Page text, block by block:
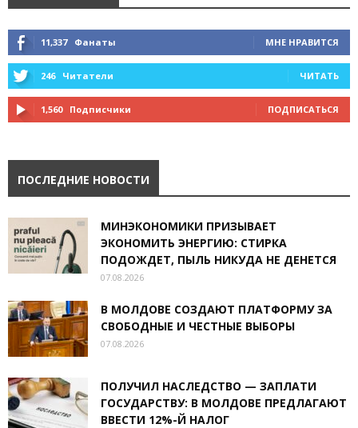
11,337 Фанаты МНЕ НРАВИТСЯ
246 Читатели ЧИТАТЬ
1,560 Подписчики ПОДПИСАТЬСЯ
ПОСЛЕДНИЕ НОВОСТИ
МИНЭКОНОМИКИ ПРИЗЫВАЕТ
ЭКОНОМИТЬ ЭНЕРГИЮ: СТИРКА
ПОДОЖДЕТ, ПЫЛЬ НИКУДА НЕ ДЕНЕТСЯ
07.08.2026
В МОЛДОВЕ СОЗДАЮТ ПЛАТФОРМУ ЗА
СВОБОДНЫЕ И ЧЕСТНЫЕ ВЫБОРЫ
07.08.2026
ПОЛУЧИЛ НАСЛЕДСТВО — ЗАПЛАТИ
ГОСУДАРСТВУ: В МОЛДОВЕ ПРЕДЛАГАЮТ
ВВЕСТИ 12%-Й НАЛОГ